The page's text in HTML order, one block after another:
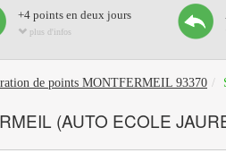
+4 points en deux jours
plus d'infos
de points MONTFERMEIL 93370
(AUTO ECOLE